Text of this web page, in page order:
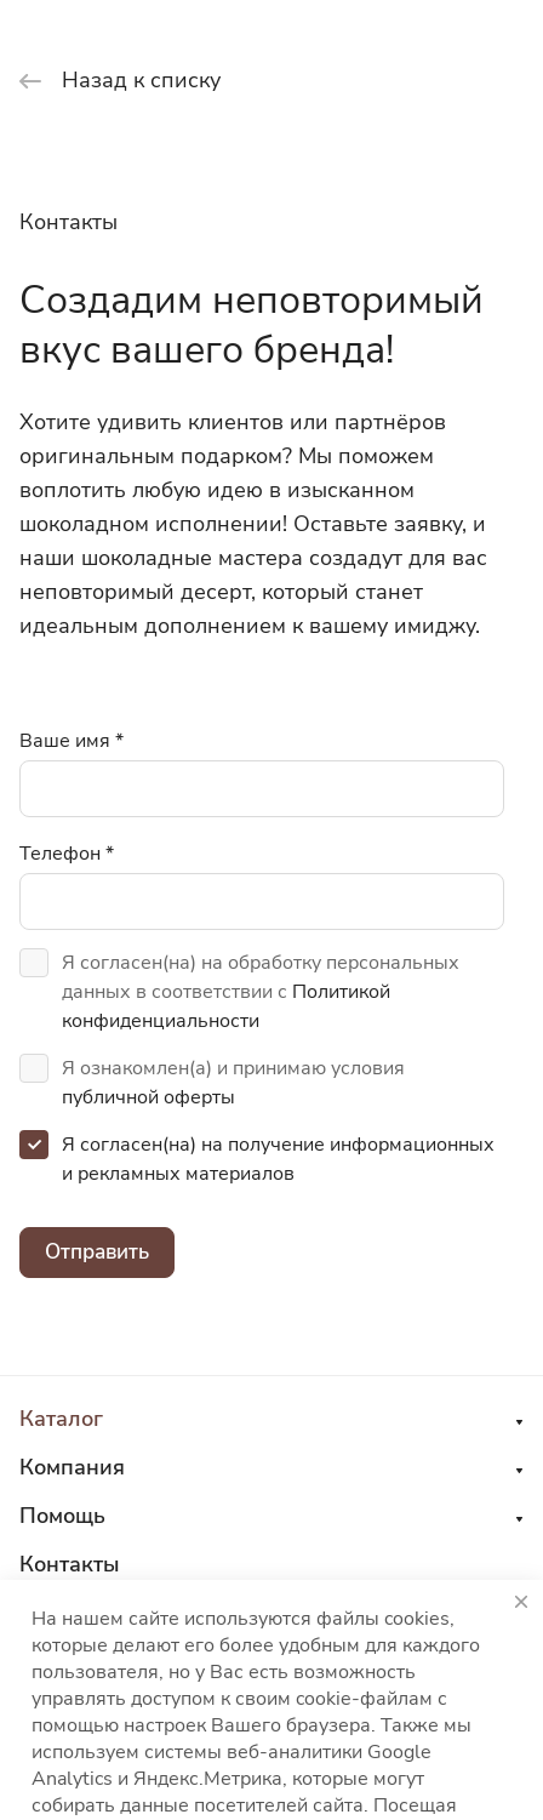
Назад к списку
Контакты
Создадим неповторимый
вкус вашего бренда!
Хотите удивить клиентов или партнёров
оригинальным подарком? Мы поможем
воплотить любую идею в изысканном
шоколадном исполнении! Оставьте заявку, и
наши шоколадные мастера создадут для вас
неповторимый десерт, который станет
идеальным дополнением к вашему имиджу.
Ваше имя *
Телефон*
Я согласен(на) на обработку персональных
данных в соответствии с Политикой
конфиденциальности
Я ознакомлен(а) и принимаю условия
публичной оферты
Я согласен(на) на получение информационных
и рекламных материалов
Отправить
Каталог
Компания
Помощь
Контакты
8 800 555 45 04
sales@choco-corp.com
На нашем сайте используются файлы cookies,
которые делают его более удобным для каждого
пользователя, но у Вас есть возможность
управлять доступом к своим cookie-файлам с
помощью настроек Вашего браузера. Также мы
используем системы веб-аналитики Google
Analytics и Яндекс.Метрика, которые могут
собирать данные посетителей сайта. Посещая